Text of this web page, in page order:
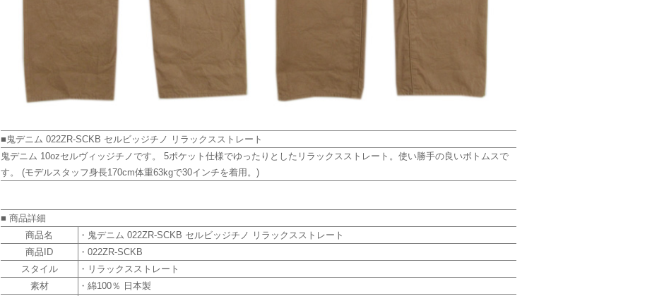
■鬼デニム 022ZR-SCKB セルビッジチノ リラックスストレート
鬼デニム 10ozセルヴィッジチノです。 5ポケット仕様でゆったりとしたリラックスストレート。使い勝手の良いボトムスで
す。 (モデルスタッフ身長170cm体重63kgで30インチを着用。)
■ 商品詳細
商品名
・鬼デニム 022ZR-SCKB セルビッジチノ リラックスストレート
商品ID
・022ZR-SCKB
スタイル
・リラックスストレート
素材
・綿100％ 日本製